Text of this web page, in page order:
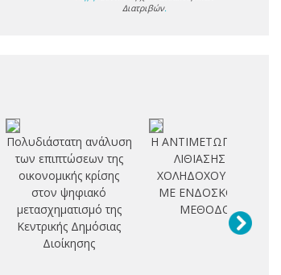
Διατριβών.
Πολυδιάστατη ανάλυση
των επιπτώσεων της
οικονομικής κρίσης
στον ψηφιακό
μετασχηματισμό της
Κεντρικής Δημόσιας
Διοίκησης
Η ΑΝΤΙΜΕΤΩΠΙΣΗ ΤΗΣ
ΛΙΘΙΑΣΗΣ ΤΟΥ
ΧΟΛΗΔΟΧΟΥ ΠΟΡΟΥ
ΜΕ ΕΝΔΟΣΚΟΠΙΚΕΣ
ΜΕΘΟΔΟΥΣ